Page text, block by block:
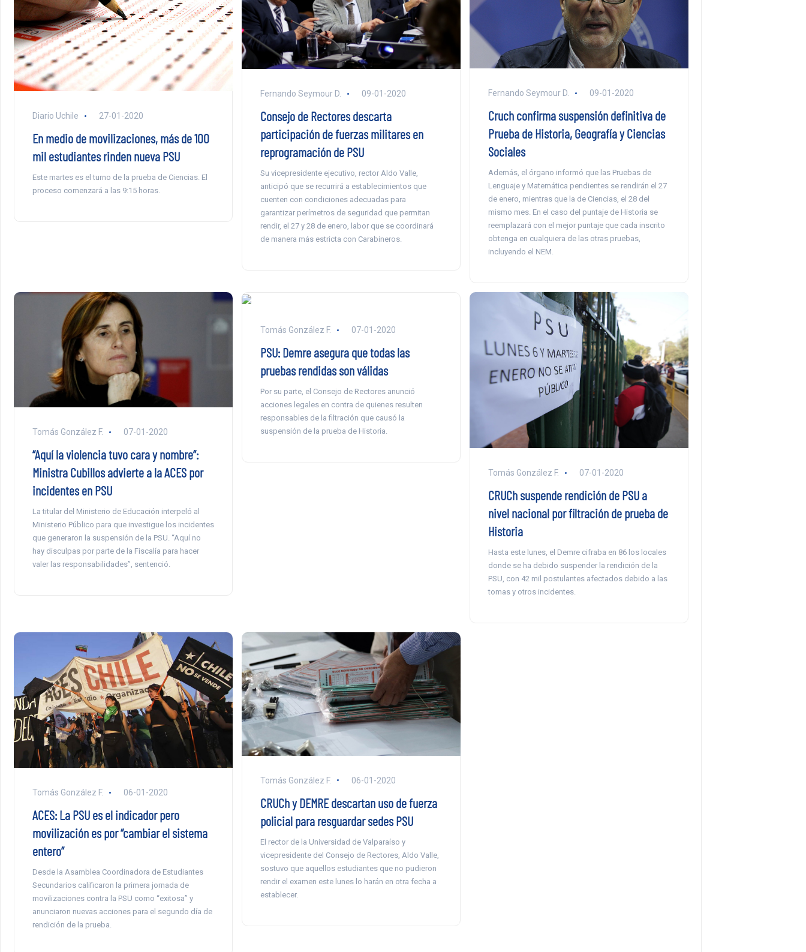
Diario Uchile 27-01-2020
En medio de movilizaciones, más de 100
mil estudiantes rinden nueva PSU
Este martes es el turno de la prueba de Ciencias. El
proceso comenzará a las 9:15 horas.
Fernando Seymour D. 09-01-2020
Consejo de Rectores descarta
participación de fuerzas militares en
reprogramación de PSU
Su vicepresidente ejecutivo, rector Aldo Valle,
anticipó que se recurrirá a establecimientos que
cuenten con condiciones adecuadas para
garantizar perímetros de seguridad que permitan
rendir, el 27 y 28 de enero, labor que se coordinará
de manera más estricta con Carabineros.
Fernando Seymour D. 09-01-2020
Cruch confirma suspensión definitiva de
Prueba de Historia, Geografía y Ciencias
Sociales
Además, el órgano informó que las Pruebas de
Lenguaje y Matemática pendientes se rendirán el 27
de enero, mientras que la de Ciencias, el 28 del
mismo mes. En el caso del puntaje de Historia se
reemplazará con el mejor puntaje que cada inscrito
obtenga en cualquiera de las otras pruebas,
incluyendo el NEM.
Tomás González F. 07-01-2020
“Aquí la violencia tuvo cara y nombre”:
Ministra Cubillos advierte a la ACES por
incidentes en PSU
La titular del Ministerio de Educación interpeló al
Ministerio Público para que investigue los incidentes
que generaron la suspensión de la PSU. “Aquí no
hay disculpas por parte de la Fiscalía para hacer
valer las responsabilidades”, sentenció.
Tomás González F. 07-01-2020
PSU: Demre asegura que todas las
pruebas rendidas son válidas
Por su parte, el Consejo de Rectores anunció
acciones legales en contra de quienes resulten
responsables de la filtración que causó la
suspensión de la prueba de Historia.
Tomás González F. 07-01-2020
CRUCh suspende rendición de PSU a
nivel nacional por filtración de prueba de
Historia
Hasta este lunes, el Demre cifraba en 86 los locales
donde se ha debido suspender la rendición de la
PSU, con 42 mil postulantes afectados debido a las
tomas y otros incidentes.
Tomás González F. 06-01-2020
ACES: La PSU es el indicador pero
movilización es por “cambiar el sistema
entero”
Desde la Asamblea Coordinadora de Estudiantes
Secundarios calificaron la primera jornada de
movilizaciones contra la PSU como “exitosa” y
anunciaron nuevas acciones para el segundo día de
rendición de la prueba.
Tomás González F. 06-01-2020
CRUCh y DEMRE descartan uso de fuerza
policial para resguardar sedes PSU
El rector de la Universidad de Valparaíso y
vicepresidente del Consejo de Rectores, Aldo Valle,
sostuvo que aquellos estudiantes que no pudieron
rendir el examen este lunes lo harán en otra fecha a
establecer.